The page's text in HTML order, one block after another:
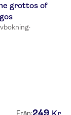
grottos of
·
Från:249